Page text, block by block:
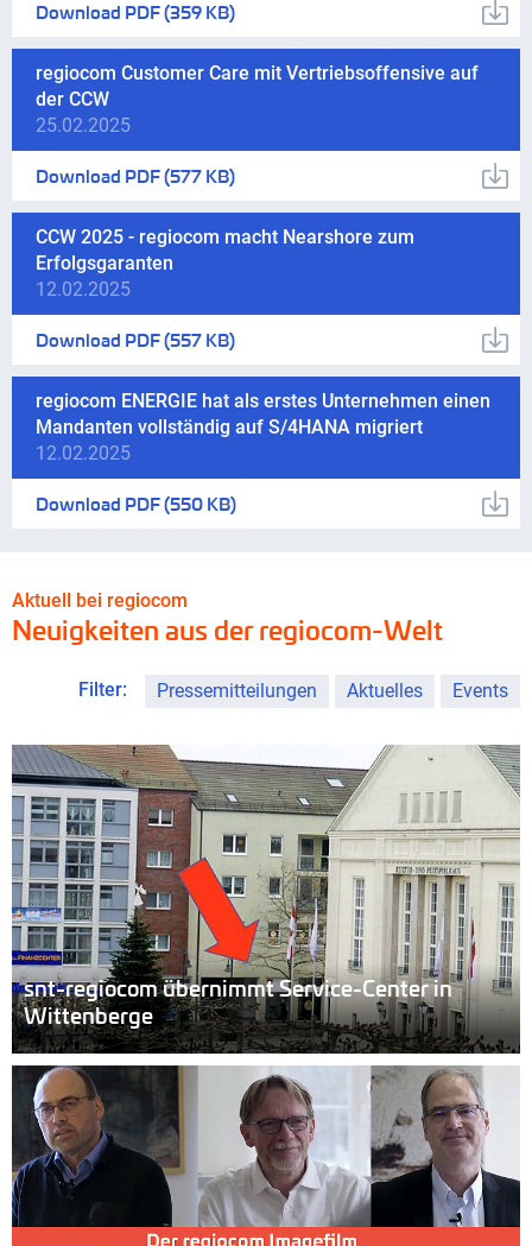
Download PDF(359 KB)
regiocom Customer Care mit Vertriebsoffensive auf
der CCW
25.02.2025
Download PDF(577 KB)
CCW 2025 - regiocom macht Nearshore zum
Erfolgsgaranten
12.02.2025
Download PDF(557 KB)
regiocom ENERGIE hat als erstes Unternehmen einen
Mandanten vollständig auf S/4HANA migriert
12.02.2025
Download PDF(550 KB)
Aktuell bei regiocom
Neuigkeiten aus der regiocom-Welt
Filter: Pressemitteilungen Aktuelles Events
snt-regiocom übernimmt Service-Center in
Wittenberge